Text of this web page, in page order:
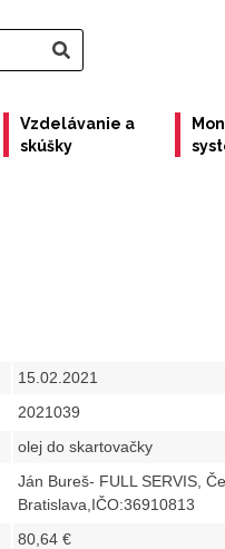
Vzdelávanie a
skúšky
15.02.2021
2021039
olej do skartovačky
Ján Bureš- FULL SERVIS,
Bratislava,IČO:36910813
80,64 €